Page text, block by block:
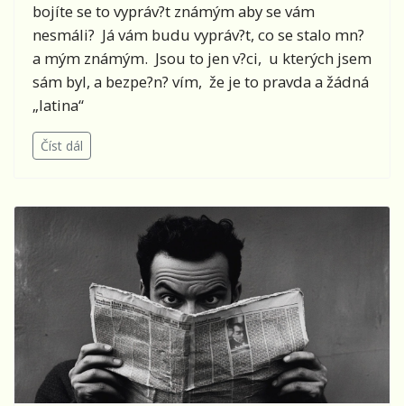
bojíte se to vypráv?t známým aby se vám
nesmáli? Já vám budu vypráv?t, co se stalo mn?
a mým známým. Jsou to jen v?ci, u kterých jsem
sám byl, a bezpe?n? vím, že je to pravda a žádná
„latina“
Číst dál